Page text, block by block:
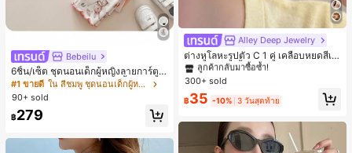
Bebeilu
6ชิ้น/เซ็ต ชุดนอนเด็กผู้หญิงลายการ์ตูน
หมีและดอกไม้ คอกลม แขนสั้น กางเกง
ขาสั้น ขอบระบาย สวมใส่สบาย
#1 ขายดี
ใน สีชมพู ชุดนอนเด็กผู้หญิง
90+ sold
฿279
Alley Deep Jewelry
ต่างหูโลหะรูปตัว C 1 คู่ เคลือบหยดสีเห
ลือง ลายจุดสีน้ำเงิน สไตล์ยุโรปและอเม
ริกัน แฟชั่นส่วนตัว หวานและสง่างาม
สำหรับผู้หญิงและเด็กหญิง สำหรับการเ
ดินทาง งานแต่งงาน ปาร์ตี้ วันเกิด ของ
#1 ขายดี ใน โบโฮ ต่างหูผู้หญิง
ลูกค้ากลับมาซื้อซ้ำ!
เกือบหมดแล้ว!
#1 ขายดี ใน โบโฮ ต่างหูผู้หญิง
ลูกค้ากลับมาซื้อซ้ำ!
เกือบหมดแล้ว!
#1 ขายดี ใน โบโฮ ต่างหูผู้หญิง
ลูกค้ากลับมาซื้อซ้ำ!
เกือบหมดแล้ว!
#1 ขายดี ใน โบโฮ ต่างหูผู้หญิง
เกือบหมดแล้ว!
300+ sold
฿35 -10% 3 วันสุดท้าย